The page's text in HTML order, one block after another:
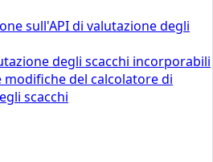
sull'API di valutazione degli
degli scacchi incorporabili
modifiche del calcolatore di
scacchi